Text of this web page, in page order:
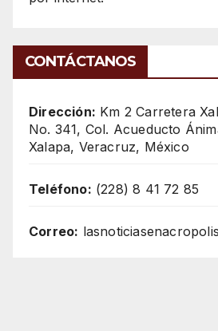
CONTÁCTANOS
Dirección: Km 2 Carretera
No. 341, Col. Acueducto
Xalapa, Veracruz, México
Teléfono: (228) 8 41 72 85
Correo: